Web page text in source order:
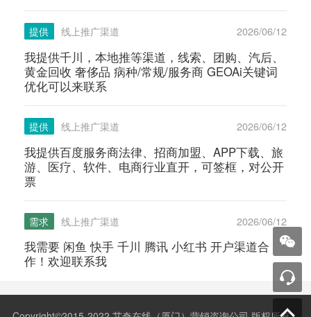
提供 线上推广渠道 2026/06/12
我提供千川，本地推等渠道，线索、团购、汽后、
黄金回收 奢侈品 病种/常规/服务商 GEOAi关键词
优化可以来联系
提供 线上推广渠道 2026/06/12
我提供百度服务商法律、招商加盟、APP下载、旅
游、医疗、软件、电商行业直开，可签框，对公开
票
需求 线上推广渠道 2026/06/12
我需要 闲鱼 快手 千川 腾讯 小红书 开户渠道合
作！欢迎联系我